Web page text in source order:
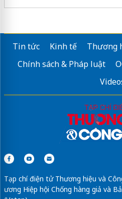
Tin tức Kinh tế Thương
Chính sách & Pháp luật
Tạp chí điện tử Thương hiệu và
ương Hiệp hội Chống hàng giả và